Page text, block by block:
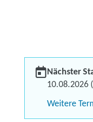
Nächster
10.08.2026
Weitere